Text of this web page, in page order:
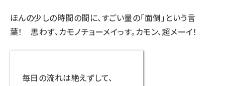
ほんの少しの時間の間に、すごい量の「面倒」という言
葉！思わず、カモノチョーメイっす。カモン、超メーイ！
毎日の流れは絶えずして、